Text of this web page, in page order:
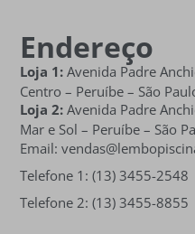
Endereço
Loja 1: Avenida Padre
Centro – Peruíbe – São
Loja 2: Avenida Padre
Mar e Sol – Peruíbe – São
Email:
Telefone 1: (13) 3455-2548
Telefone 2: (13) 3455-8855